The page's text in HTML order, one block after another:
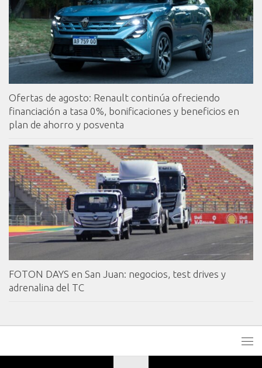
Ofertas de agosto: Renault continúa ofreciendo
financiación a tasa 0%, bonificaciones y beneficios en
plan de ahorro y posventa
FOTON DAYS en San Juan: negocios, test drives y
adrenalina del TC